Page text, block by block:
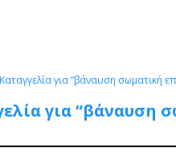
Καταγγελία για “βάναυση σωματική
για “βάναυση